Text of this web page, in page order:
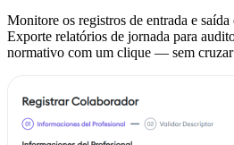
Monitore os registros de entrada e
Exporte relatórios de jornada para
normativo com um clique — sem cruzar